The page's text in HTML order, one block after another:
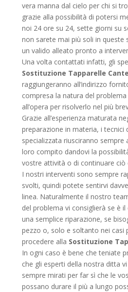
vera manna dal cielo per chi si
grazie alla possibilità di potersi
noi 24 ore su 24, sette giorni su
non sarete mai più soli in queste
un valido alleato pronto a
Una volta contattati infatti, gli
Sostituzione Tapparelle
raggiungeranno all’indirizzo
compresa la natura del
all’opera per risolverlo nel più
Grazie all’esperienza maturata
preparazione in materia, i tecnici
specializzata riusciranno sempre
loro compito dandovi la
vostre attività o di continuare ciò
I nostri interventi sono sempre
svolti, quindi potete sentirvi
linea. Naturalmente il nostro
del problema vi consiglierà se è
una semplice riparazione, se
pezzo o, solo e soltanto nei casi
procedere alla Sostituzione
In ogni caso è bene che teniate
che gli esperti della nostra ditta
sempre mirati per far sì che le
possano durare il più a lungo